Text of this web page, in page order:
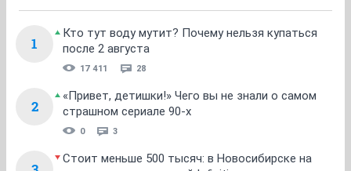
1
Кто тут воду мутит? Почему нельзя купаться
после 2 августа
17 411 28
2
«Привет, детишки!» Чего вы не знали о самом
страшном сериале 90-х
0 3
Стоит меньше 500 тысяч: в Новосибирске на